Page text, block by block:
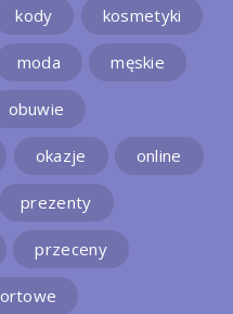
kody kosmetyki
moda męskie
obuwie
okazje online
prezenty
przeceny